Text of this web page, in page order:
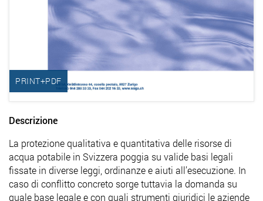
PRINT+PDF
Descrizione
La protezione qualitativa e quantitativa delle risorse di
acqua potabile in Svizzera poggia su valide basi legali
fissate in diverse leggi, ordinanze e aiuti all’esecuzione. In
caso di conflitto concreto sorge tuttavia la domanda su
quale base legale e con quali strumenti giuridici le aziende